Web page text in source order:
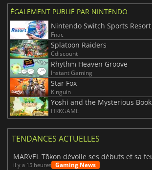
ÉGALEMENT PUBLIÉ PAR NINTENDO
Nintendo Switch Sports Resort
Fnac
Splatoon Raiders
Cdiscount
Rhythm Heaven Groove
Instant Gaming
Star Fox
Kinguin
Yoshi and the Mysterious Book
HRKGAME
TENDANCES ACTUELLES
il y a 15 heures Gaming News